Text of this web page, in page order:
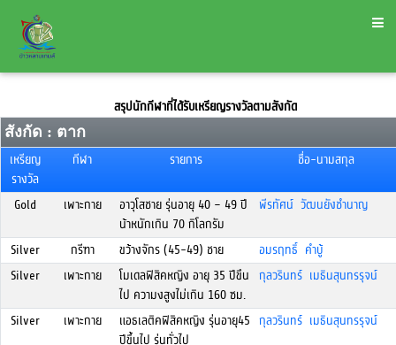
สรุปนักกีฬาที่ได้รับเหรียญรางวัลตามสังกัด
สังกัด : ตาก
เหรียญ
รางวัล
กีฬา รายการ ชื่อ-นามสกุล
Gold เพาะกาย
อาวุโสชาย รุ่นอายุ 40 – 49 ปี
น้าหนักเกิน 70 กิโลกรัม
พีรทัศน์ วัฒนยังชำนาญ
Silver กรีฑา ขว้างจักร (45-49) ชาย
อมรฤทธิ์ คำบู้
Silver
เพาะกาย
โมเดลฟิสิคหญิง อายุ 35 ปีขึน
ไป ความงสูงไม่เกิน 160 ซม.
กุลวรินทร์ เมธินสุนทรรุจน์
Silver เพาะกาย
แอธเลติคฟิสิคหญิง รุ่นอายุ45
ปีขึ้นไป รุ่นทั่วไป
กุลวรินทร์ เมธินสุนทรรุจน์